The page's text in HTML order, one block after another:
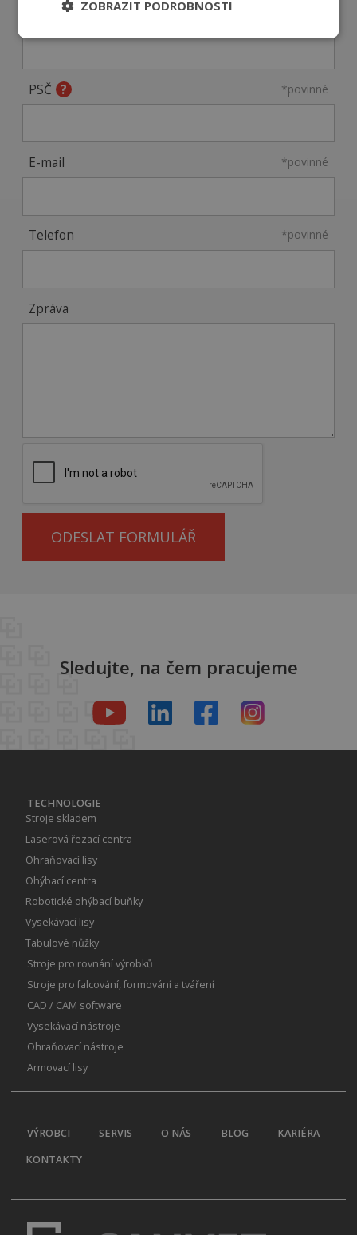
PSČ *povinné
E-mail *povinné
Telefon *povinné
Zpráva
ODESLAT FORMULÁŘ
Sledujte, na čem pracujeme
VÝROBCI SERVIS O NÁS BLOG
KARIÉRA
KONTAKTY
TECHNOLOGIE
Stroje skladem
Laserová řezací centra
Ohraňovací lisy
Ohýbací centra
Robotické ohýbací buňky
Vysekávací lisy
Tabulové nůžky
Stroje pro rovnání výrobků
Stroje pro falcování, formování a tváření
CAD / CAM software
Vysekávací nástroje
Ohraňovací nástroje
Armovací lisy
ZOBRAZIT PODROBNOSTI